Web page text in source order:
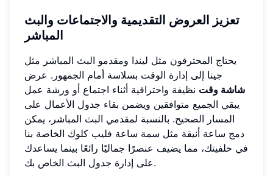
تعزيز العروض التقديمية والاجتماعات والبث
المباشر
يحتاج المحترفون مثل ليندا ومقدمو البث المباشر مثل
جينا إلى إدارة الوقت بسلاسة أمام الجمهور. عرض
شاشة وقت نظيفة واحترافية أثناء اجتماع أو ورشة عمل
يبقي الجميع متوافقين ويضمن بقاء جدول الأعمال على
المسار الصحيح. بالنسبة لمقدمي البث المباشر، يمكن
دمج ساعة أنيقة مثل سمة ساعة فليب كلوك الخاصة بنا
في خلفيتك، مما يضيف عنصرًا جماليًا رائعًا بينما يساعدك
على إدارة جدول البث الخاص بك.